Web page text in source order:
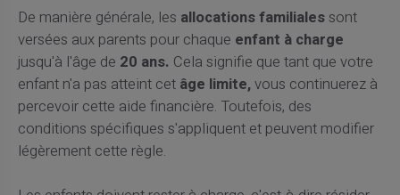
De manière générale, les allocations familialessont
versées aux parents pour chaque enfant à charge
jusqu'à l'âge de 20 ans. Cela signifie que tant que votre
enfant n'a pas atteint cet âge limite,vous continuerez à
percevoir cette aide financière. Toutefois, des
conditions spécifiques s'appliquent et peuvent modifier
légèrement cette règle.